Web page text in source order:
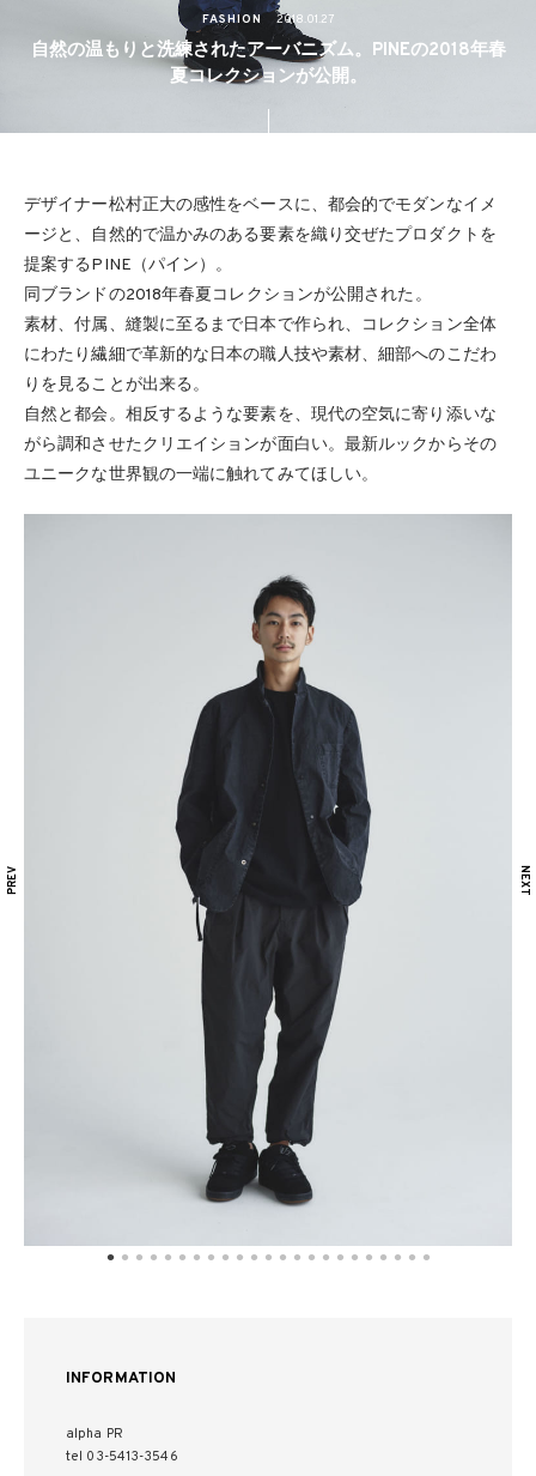
FASHION 2018.01.27
自然の温もりと洗練されたアーバニズム。PINEの2018年春
夏コレクションが公開。
デザイナー松村正大の感性をベースに、都会的でモダンなイメ
ージと、自然的で温かみのある要素を織り交ぜたプロダクトを
提案するPINE（パイン）。
同ブランドの2018年春夏コレクションが公開された。
素材、付属、縫製に至るまで日本で作られ、コレクション全体
にわたり繊細で革新的な日本の職人技や素材、細部へのこだわ
りを見ることが出来る。
自然と都会。相反するような要素を、現代の空気に寄り添いな
がら調和させたクリエイションが面白い。最新ルックからその
ユニークな世界観の一端に触れてみてほしい。
INFORMATION
alpha PR
tel 03-5413-3546